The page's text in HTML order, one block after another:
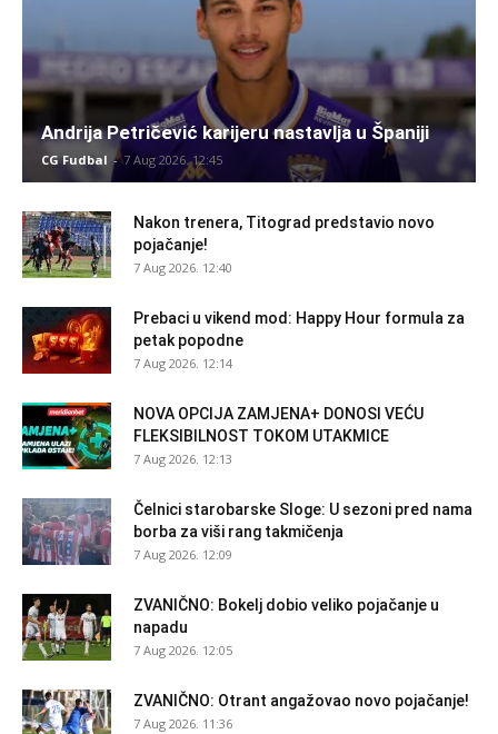
Andrija Petričević karijeru nastavlja u Španiji
CG Fudbal - 7 Aug 2026. 12:45
Nakon trenera, Titograd predstavio novo
pojačanje!
7 Aug 2026. 12:40
Prebaci u vikend mod: Happy Hour formula za
petak popodne
7 Aug 2026. 12:14
NOVA OPCIJA ZAMJENA+ DONOSI VEĆU
FLEKSIBILNOST TOKOM UTAKMICE
7 Aug 2026. 12:13
Čelnici starobarske Sloge: U sezoni pred nama
borba za viši rang takmičenja
7 Aug 2026. 12:09
ZVANIČNO: Bokelj dobio veliko pojačanje u
napadu
7 Aug 2026. 12:05
ZVANIČNO: Otrant angažovao novo pojačanje!
7 Aug 2026. 11:36